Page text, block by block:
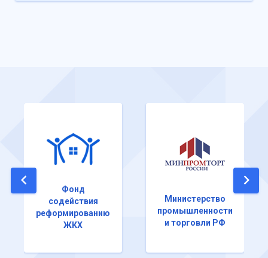
Фонд
содействия
реформированию
ЖКХ
Министерство
промышленности
и торговли РФ